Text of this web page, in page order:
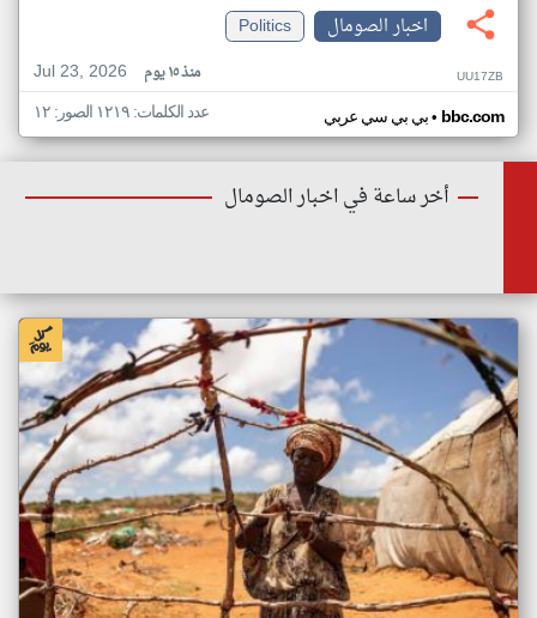
اخبار الصومال
Politics
Jul 23, 2026
منذ ١٥ يوم UU17ZB
بي بي سي عربي• bbc.com عدد الكلمات: ١٢١٩ الصور: ١٢
أخر ساعة في اخبار الصومال